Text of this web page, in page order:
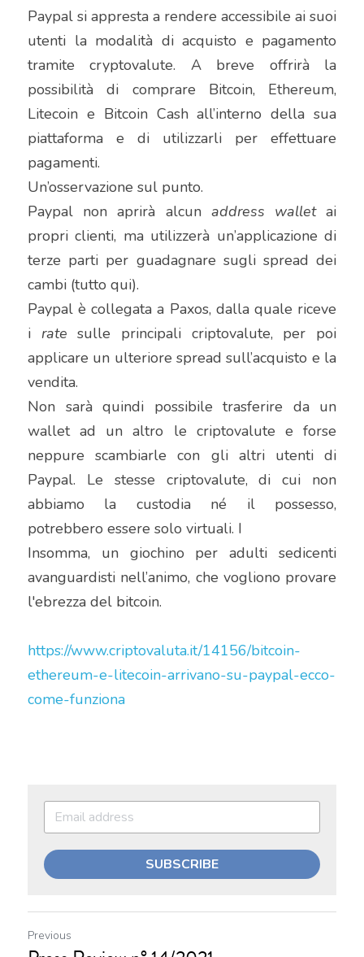
Paypal si appresta a rendere accessibile ai suoi
utenti la modalità di acquisto e pagamento
tramite cryptovalute. A breve offrirà la
possibilità di comprare Bitcoin, Ethereum,
Litecoin e Bitcoin Cash all’interno della sua
piattaforma e di utilizzarli per effettuare
pagamenti.
Un’osservazione sul punto.
Paypal non aprirà alcun address wallet ai
propri clienti, ma utilizzerà un’applicazione di
terze parti per guadagnare sugli spread dei
cambi (tutto qui).
Paypal è collegata a Paxos, dalla quale riceve
i rate sulle principali criptovalute, per poi
applicare un ulteriore spread sull’acquisto e la
vendita.
Non sarà quindi possibile trasferire da un
wallet ad un altro le criptovalute e forse
neppure scambiarle con gli altri utenti di
Paypal. Le stesse criptovalute, di cui non
abbiamo la custodia né il possesso,
potrebbero essere solo virtuali. I
Insomma, un giochino per adulti sedicenti
avanguardisti nell’animo, che vogliono provare
l'ebrezza del bitcoin.
https://www.criptovaluta.it/14156/bitcoin-
ethereum-e-litecoin-arrivano-su-paypal-ecco-
come-funziona
SUBSCRIBE
Previous